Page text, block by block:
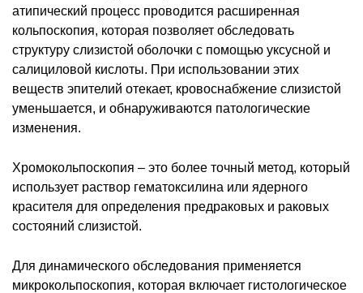
атипический процесс проводится расширенная
кольпоскопия, которая позволяет обследовать
структуру слизистой оболочки с помощью уксусной и
салициловой кислоты. При использовании этих
веществ эпителий отекает, кровоснабжение слизистой
уменьшается, и обнаруживаются патологические
изменения.
Хромокольпоскопия – это более точный метод, который
использует раствор гематоксилина или ядерного
красителя для определения предраковых и раковых
состояний слизистой.
Для динамического обследования применяется
микрокольпоскопия, которая включает гистологическое